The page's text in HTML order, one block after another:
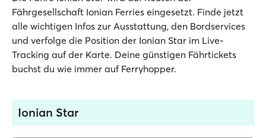
Fährgesellschaft Ionian Ferries eingesetzt. Finde jetzt
alle wichtigen Infos zur Ausstattung, den Bordservices
und verfolge die Position der Ionian Star im Live-
Tracking auf der Karte. Deine günstigen Fährtickets
buchst du wie immer auf Ferryhopper.
Ionian Star